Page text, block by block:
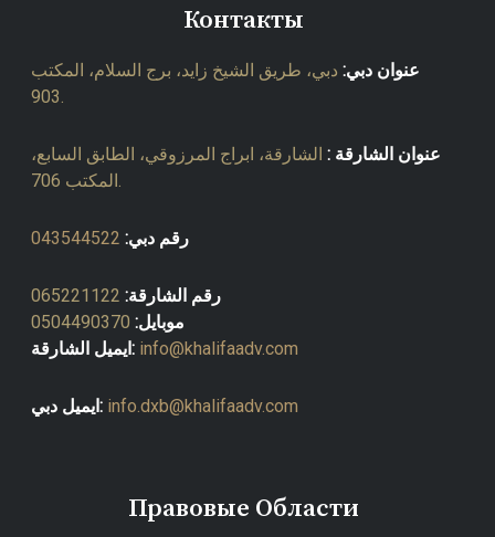
Контакты
عنوان دبي: دبي، طريق الشيخ زايد، برج السلام، المكتب
عنوان الشارقة : الشارقة، ابراج المرزوقي، الطابق السابع،
رقم دبي: 043544522
رقم الشارقة: 065221122
موبايل: 0504490370
ايميل الشارقة: info@khalifaadv.com
ايميل دبي: info.dxb@khalifaadv.com
Правовые Области